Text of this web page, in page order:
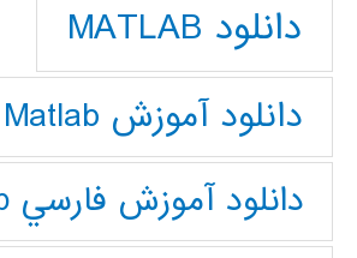
دانلود MATLAB
دانلود آموزش Matlab
دانلود آموزش فارسي Matlab